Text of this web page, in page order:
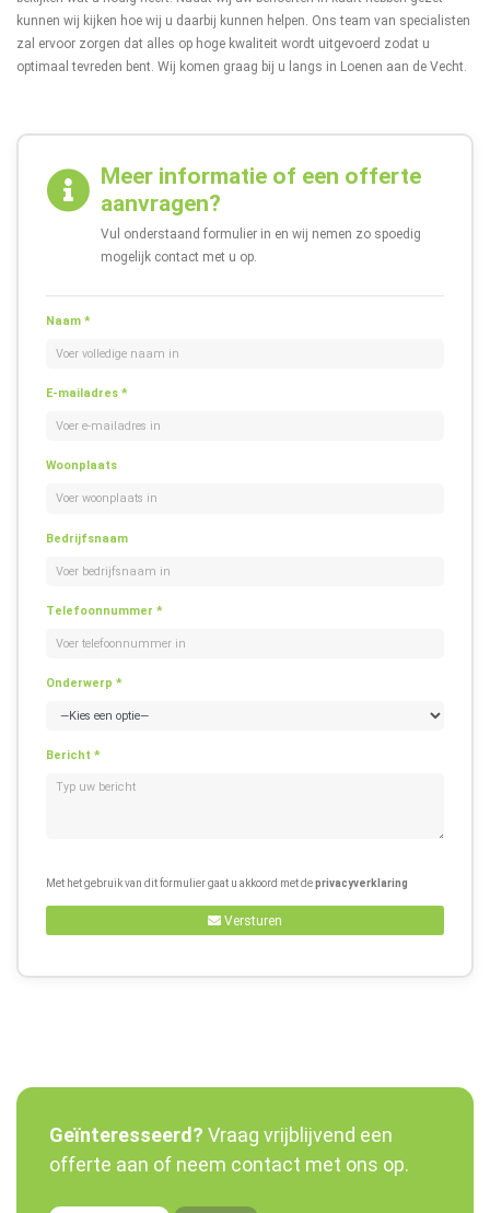
kunnen wij kijken hoe wij u daarbij kunnen helpen. Ons team van specialisten
zal ervoor zorgen dat alles op hoge kwaliteit wordt uitgevoerd zodat u
optimaal tevreden bent. Wij komen graag bij u langs in Loenen aan de Vecht.
Meer informatie of een offerte
aanvragen?
Vul onderstaand formulier in en wij nemen zo spoedig
mogelijk contact met u op.
Naam *
E-mailadres *
Woonplaats
Bedrijfsnaam
Telefoonnummer *
Onderwerp *
Bericht *
Met het gebruik van dit formulier gaat u akkoord met deprivacyverklaring
Versturen
Geïnteresseerd? Vraag vrijblijvend een
offerte aan of neem contact met ons op.